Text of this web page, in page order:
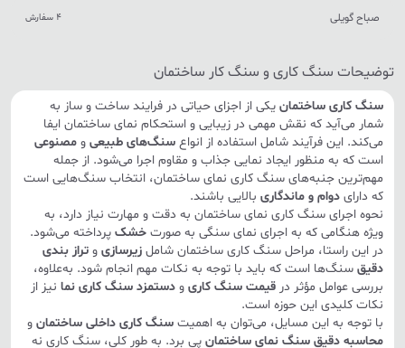
صباح گویلی 4 سفارش
توضیحات سنگ کاری و سنگ کار ساختمان
سنگ کاری ساختمان یکی از اجزای حیاتی در فرایند ساخت و ساز به
شمار می‌آید که نقش مهمی در زیبایی و استحکام نمای ساختمان ایفا
می‌کند. این فرآیند شامل استفاده از انواع سنگ‌های طبیعی و مصنوعی
است که به منظور ایجاد نمایی جذاب و مقاوم اجرا می‌شود. از جمله
مهم‌ترین جنبه‌های سنگ کاری نمای ساختمان، انتخاب سنگ‌هایی است
که دارای دوام و ماندگاری بالایی باشند.
نحوه اجرای سنگ کاری نمای ساختمان به دقت و مهارت نیاز دارد، به
ویژه هنگامی که به اجرای نمای سنگی به صورت خشک پرداخته می‌شود.
در این راستا، مراحل سنگ کاری ساختمان شامل زیرسازی و تراز بندی
دقیق سنگ‌ها است که باید با توجه به نکات مهم انجام شود. به‌علاوه،
بررسی عوامل مؤثر در قیمت سنگ کاری و دستمزد سنگ کاری نما نیز از
نکات کلیدی این حوزه است.
با توجه به این مسایل، می‌توان به اهمیت سنگ کاری داخلی ساختمان و
محاسبه دقیق سنگ نمای ساختمان پی برد. به طور کلی، سنگ کاری نه